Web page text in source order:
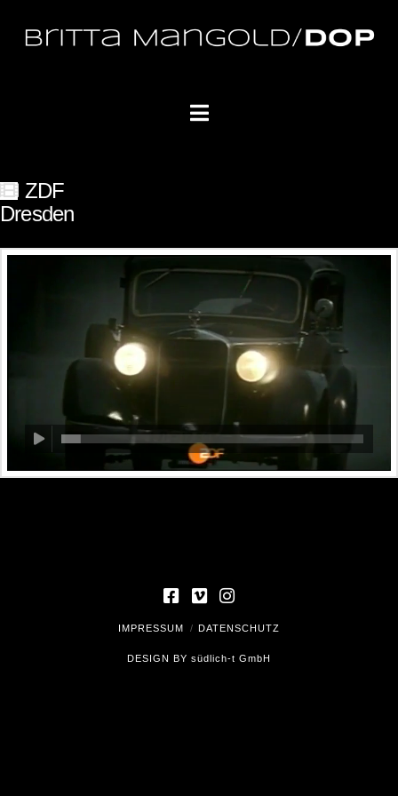
Navigation
ZDF
Dresden
IMPRESSUM DATENSCHUTZ
DESIGN BY südlich-t GmbH